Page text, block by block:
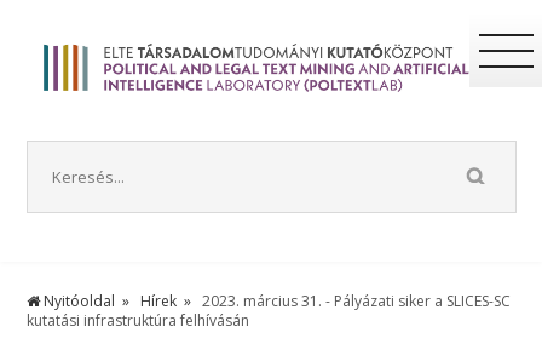
Nyitóoldal Hírek
2023. március 31. - Pályázati siker a SLICES-SC
kutatási infrastruktúra felhívásán